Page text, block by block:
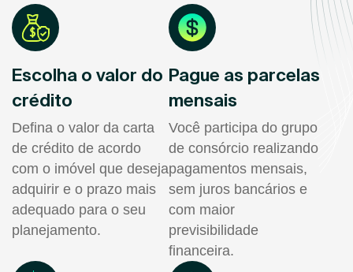
Escolha o valor do
crédito
Defina o valor da carta
de crédito de acordo
com o imóvel que deseja
adquirir e o prazo mais
adequado para o seu
planejamento.
Pague as parcelas
mensais
Você participa do grupo
de consórcio realizando
pagamentos mensais,
sem juros bancários e
com maior
previsibilidade
financeira.